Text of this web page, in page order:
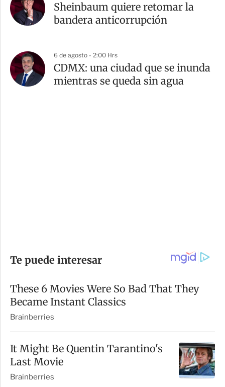
Sheinbaum quiere retomar la
bandera anticorrupción
6 de agosto - 2:00 Hrs
CDMX: una ciudad que se inunda
mientras se queda sin agua